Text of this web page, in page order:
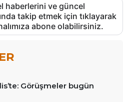
haberlerini ve güncel
takip etmek için tıklayarak
abone olabilirsiniz.
Görüşmeler bugün